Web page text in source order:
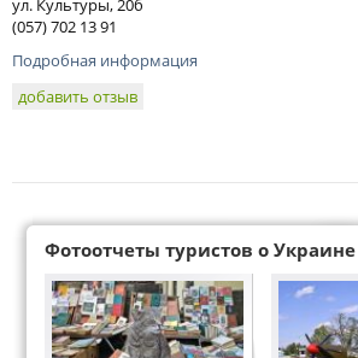
ул. Культуры, 20б
(057) 702 13 91
Подробная информация
добавить отзыв
Фотоотчеты туристов о